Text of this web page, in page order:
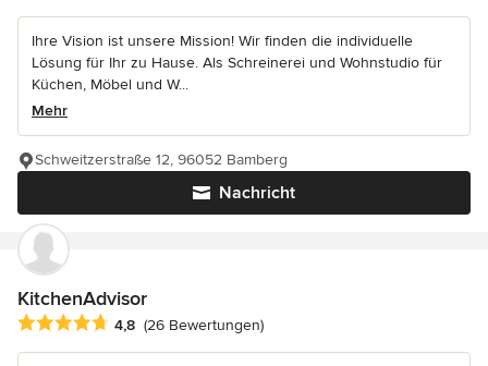
Ihre Vision ist unsere Mission! Wir finden die individuelle
Lösung für Ihr zu Hause. Als Schreinerei und Wohnstudio für
Küchen, Möbel und W...
Mehr
Nachricht
Schweitzerstraße 12, 96052 Bamberg
KitchenAdvisor
Durchschnittliche Bewertung: 4.8 von 5 Sternen
4,8 (26 Bewertungen)